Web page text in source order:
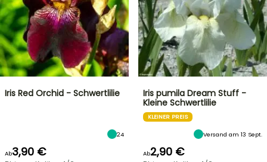
Iris Red Orchid - Schwertlilie
24
Ab3,90 €
Iris pumila Dream Stuff -
Kleine Schwertlilie
KLEINER PREIS
Versand am 13 Sept.
Ab2,90 €